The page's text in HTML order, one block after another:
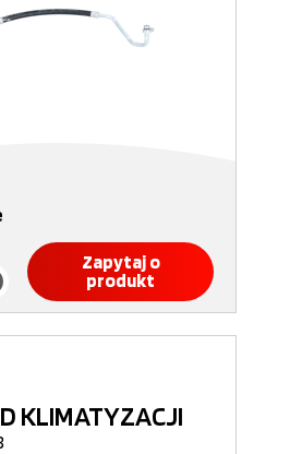
Zapytaj o
produkt
KLIMATYZACJI